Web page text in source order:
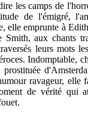
les camps de
de l'émigré,
elle emprunte à
Smith, aux chants
leurs mots
Indomptable,
prostituée
ravageur, elle
de vérité qui